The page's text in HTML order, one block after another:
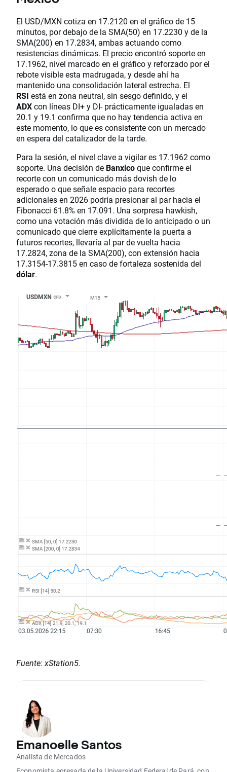
El USD/MXN cotiza en 17.2120 en el gráfico de 15
minutos, por debajo de la SMA(50) en 17.2230 y de la
SMA(200) en 17.2834, ambas actuando como
resistencias dinámicas. El precio encontró soporte en
17.1962, nivel marcado en el gráfico y reforzado por el
rebote visible esta madrugada, y desde ahí ha
mantenido una consolidación lateral estrecha. El
RSI está en zona neutral, sin sesgo definido, y el
ADXcon líneas DI+ y DI- prácticamente igualadas en
20.1 y 19.1 confirma que no hay tendencia activa en
este momento, lo que es consistente con un mercado
en espera del catalizador de la tarde.
Para la sesión, el nivel clave a vigilar es 17.1962 como
soporte. Una decisión de Banxicoque confirme el
recorte con un comunicado más dovish de lo
esperado o que señale espacio para recortes
adicionales en 2026 podría presionar al par hacia el
Fibonacci 61.8% en 17.091. Una sorpresa hawkish,
como una votación más dividida de lo anticipado o un
comunicado que cierre explícitamente la puerta a
futuros recortes, llevaría al par de vuelta hacia
17.2824, zona de la SMA(200), con extensión hacia
17.3154-17.3815 en caso de fortaleza sostenida del
dólar.
Fuente: xStation5.
Emanoelle Santos
Analista de Mercados